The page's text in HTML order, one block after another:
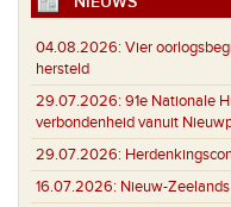
04.08.2026: Vier
hersteld
29.07.2026: 91e Nationale
verbondenheid vanuit
29.07.2026:
16.07.2026: Nieuw-